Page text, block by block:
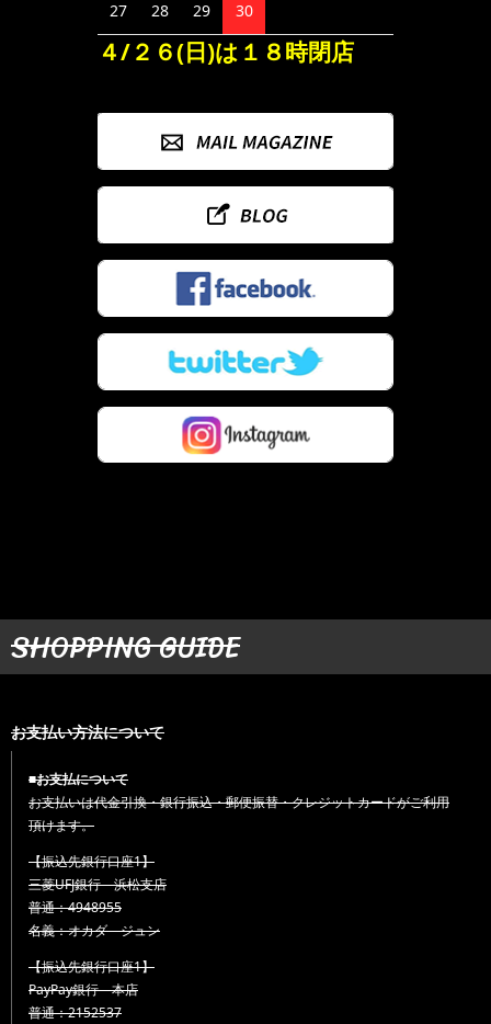
27 28 29 30
４/２６(日)は１８時閉店
SHOPPING GUIDE
お支払い方法について
■お支払について
お支払いは代金引換・銀行振込・郵便振替・クレジットカードがご利用
頂けます。
【振込先銀行口座1】
三菱UFJ銀行 浜松支店
普通：4948955
名義：オカダ ジュン
【振込先銀行口座1】
PayPay銀行 本店
普通：2152537